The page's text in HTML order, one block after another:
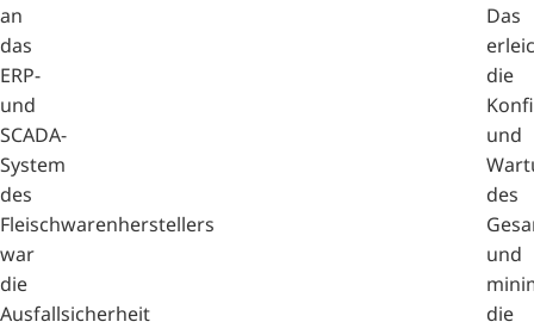
an
das
ERP-
und
SCADA-
System
des
Fleischwarenherstellers
war
die
Ausfallsicherheit
Das
die
und
des
und
die